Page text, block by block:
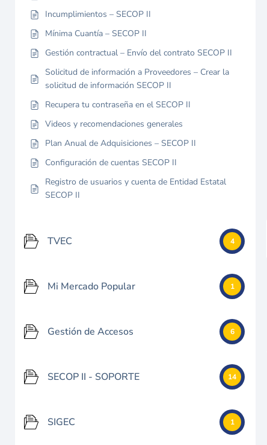
Incumplimientos – SECOP II
Mínima Cuantía – SECOP II
Gestión contractual – Envío del contrato SECOP II
Solicitud de información a Proveedores – Crear la
solicitud de información SECOP II
Recupera tu contraseña en el SECOP II
Videos y recomendaciones generales
Plan Anual de Adquisiciones – SECOP II
Configuración de cuentas SECOP II
Registro de usuarios y cuenta de Entidad Estatal
SECOP II
TVEC 4
Mi Mercado Popular 1
Gestión de Accesos 6
SECOP II - SOPORTE 14
SIGEC 1